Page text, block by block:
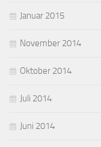
Januar 2015
November 2014
Oktober 2014
Juli 2014
Juni 2014